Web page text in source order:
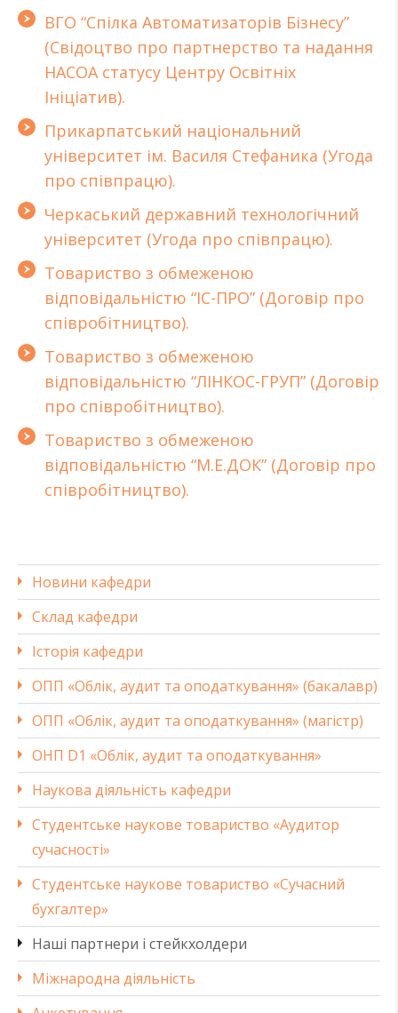
ВГО “Спілка Автоматизаторів Бізнесу”
(Свiдоцтво про партнерство та надання
НАСОА статусу Центру Освітніх
Ініціатив).
Прикарпатський нацiональний
унiверситет ім. Василя Стефаника (Угода
про спiвпрацю).
Черкаський державний технологічний
університет (Угода про співпрацю).
Товариство з обмеженою
відповідальністю “ІС-ПРО” (Договір про
співробітництво).
Товариство з обмеженою
відповідальністю “ЛІНКОС-ГРУП” (Договір
про співробітництво).
Товариство з обмеженою
відповідальністю “М.Е.ДОК” (Договір про
співробітництво).
Новини кафедри
Склад кафедри
Історія кафедри
ОПП «Облік, аудит та оподаткування» (бакалавр)
ОПП «Облік, аудит та оподаткування» (магістр)
ОНП D1 «Облік, аудит та оподаткування»
Наукова діяльність кафедри
Студентське наукове товариство «Аудитор
сучасності»
Студентське наукове товариство «Сучасний
бухгалтер»
Наші партнери і стейкхолдери
Міжнародна діяльність